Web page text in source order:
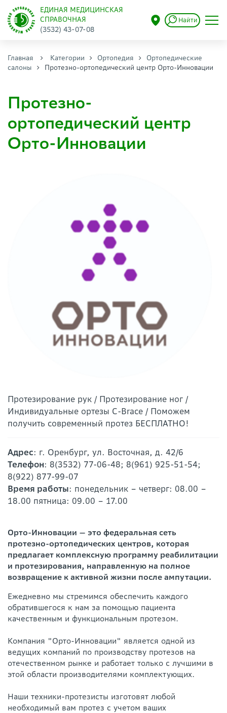
ЕДИНАЯ МЕДИЦИНСКАЯ
СПРАВОЧНАЯ
(3532) 43-07-08
Найти
Главная Категории Ортопедия
Ортопедические
салоны
Протезно-ортопедический центр Орто-Инновации
Протезно-
ортопедический центр
Орто-Инновации
Протезирование рук / Протезирование ног /
Индивидуальные ортезы C-Brace / Поможем
получить современный протез БЕСПЛАТНО!
Адрес: г. Оренбург, ул. Восточная, д. 42/6
Телефон: 8(3532) 77-06-48; 8(961) 925-51-54;
8(922) 877-99-07
Время работы: понедельник – четверг: 08.00 –
18.00 пятница: 09.00 – 17.00
Орто-Инновации — это федеральная сеть
протезно-ортопедических центров, которая
предлагает комплексную программу реабилитации
и протезирования, направленную на полное
возвращение к активной жизни после ампутации.
Ежедневно мы стремимся обеспечить каждого
обратившегося к нам за помощью пациента
качественным и функциональным протезом.
Компания "Орто-Инновации" является одной из
ведущих компаний по производству протезов на
отечественном рынке и работает только с лучшими в
этой области производителями комплектующих.
Наши техники-протезисты изготовят любой
необходимый вам протез с учетом ваших